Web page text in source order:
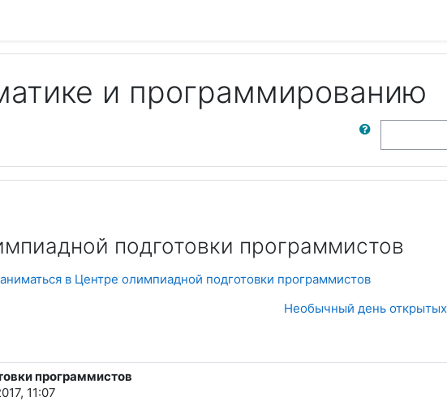
и программированию
Поиск по форумам
подготовки программистов
в Центре олимпиадной подготовки программистов
Необычный день
программистов
11:07